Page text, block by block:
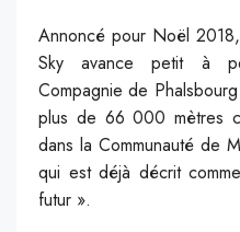
Annoncé pour Noël
Sky avance petit à
Compagnie de
plus de 66 000 mètres
dans la Communauté de
qui est déjà décrit
futur ».